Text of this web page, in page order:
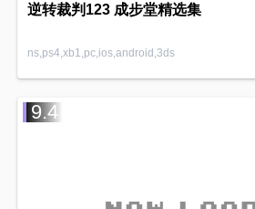
逆转裁判123 成步堂精选集
ns,ps4,xb1,pc,ios,android,3ds
9.4